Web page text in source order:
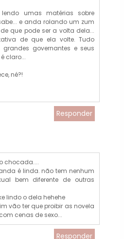
umas matérias sobre
e anda rolando um zum
que pode ser a volta dela...
de que ela volte. Tudo
governantes e seus
claro...
né?!
Responder
chocada....
é linda. não tem nenhum
bem diferente de outras
lindo o dela hehehe
vão ter que proibir as novela
cenas de sexo...
Responder